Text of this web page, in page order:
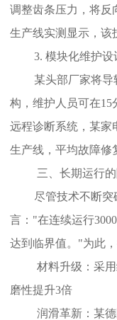
调整齿条压力，将反
生产线实测显示，该
3. 模块化维护设
某头部厂家将
构，维护人员可在15
远程诊断系统，某家
生产线，平均故障修
三、长期运行
尽管技术不断
言："在连续运行
达到临界值。"为此
材料升级：采
磨性提升3倍
润滑革新：某